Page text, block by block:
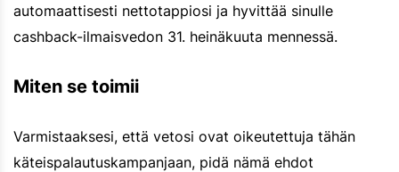
automaattisesti nettotappiosi ja hyvittää sinulle
cashback-ilmaisvedon 31. heinäkuuta mennessä.
Miten se toimii
Varmistaaksesi, että vetosi ovat oikeutettuja tähän
käteispalautuskampanjaan, pidä nämä ehdot